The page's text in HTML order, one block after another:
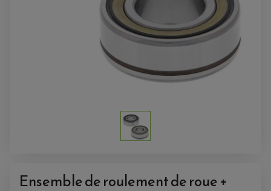
BOUCHON DE RÉSERVOIR QUAD
GUIDON QUAD
Ensemble de roulement de roue +